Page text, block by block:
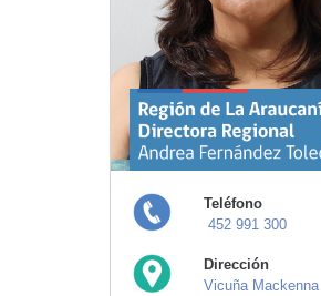
Teléfono
452 991 300
Dirección
Vicuña Mackenna